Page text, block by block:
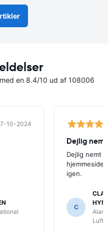
en 8.4/10 ud af 108006
10-2024
Dejlig
Dejlig nemt
igen.
C